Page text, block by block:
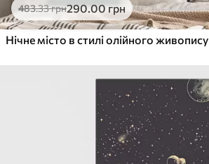
483.33грн290.00грн
Нічне місто в стилі олійного живопису